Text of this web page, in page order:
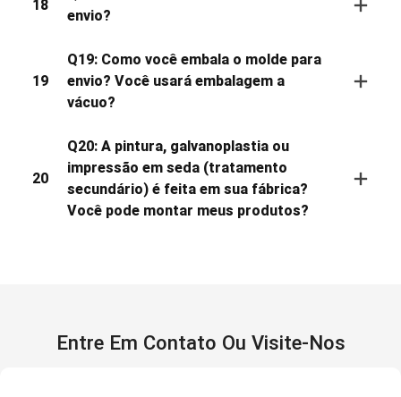
18
envio?
19
Q19: Como você embala o molde para
envio? Você usará embalagem a
vácuo?
20
Q20: A pintura, galvanoplastia ou
impressão em seda (tratamento
secundário) é feita em sua fábrica?
Você pode montar meus produtos?
Entre Em Contato Ou Visite-Nos